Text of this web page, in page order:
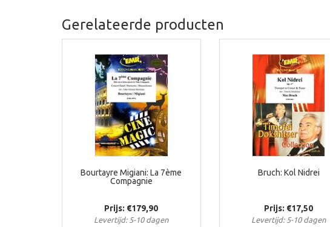
Gerelateerde producten
Bourtayre Migiani: La 7ème
Compagnie
Prijs: €179,90
Levertijd: 5-10 dagen
Bruch: Kol Nidrei
Prijs: €17,50
Levertijd: 5-10 dagen